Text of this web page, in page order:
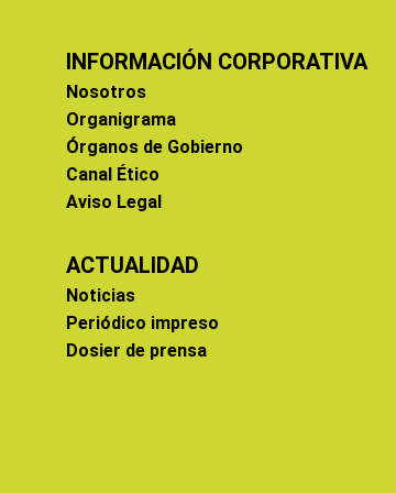
INFORMACIÓN CORPORATIVA
Nosotros
Organigrama
Órganos de Gobierno
Canal Ético
Aviso Legal
ACTUALIDAD
Noticias
Periódico impreso
Dosier de prensa